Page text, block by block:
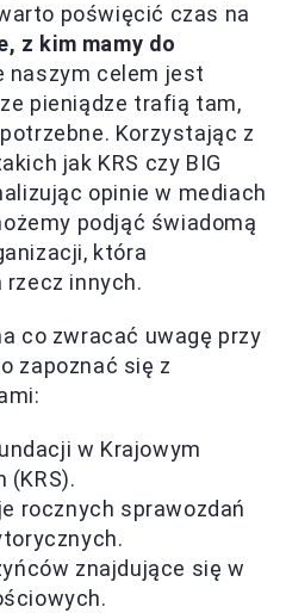
poświęcić czas na
z kim mamy do
naszym celem jest
pieniądze trafią tam,
Korzystając z
jak KRS czy BIG
opinie w mediach
podjąć świadomą
która
rzecz innych.
co zwracać uwagę przy
zapoznać się z
w Krajowym
(KRS).
rocznych sprawozdań
znajdujące się w